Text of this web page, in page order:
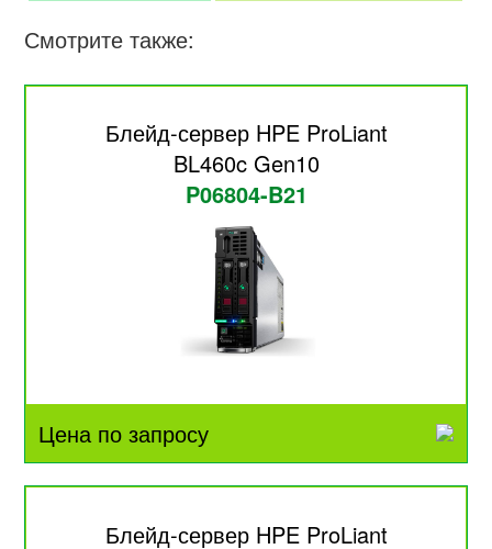
Смотрите также:
Блейд-сервер HPE ProLiant
BL460c Gen10
P06804-B21
Цена по запросу
Блейд-сервер HPE ProLiant